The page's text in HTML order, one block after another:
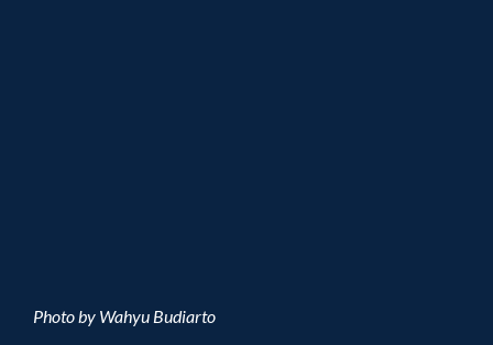
Photo by Wahyu Budiarto